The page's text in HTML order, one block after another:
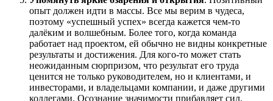
опыт должен идти в массы. Все мы верим в чудеса,
поэтому «успешный успех» всегда кажется чем-то
далёким и волшебным. Более того, когда команда
работает над проектом, ей обычно не видны конкретные
результаты и достижения. Для кого-то может стать
неожиданным сюрпризом, что результат его труда
ценится не только руководителем, но и клиентами, и
инвесторами, и владельцами компании, и даже другими
коллегами. Осознание значимости прибавляет сил.